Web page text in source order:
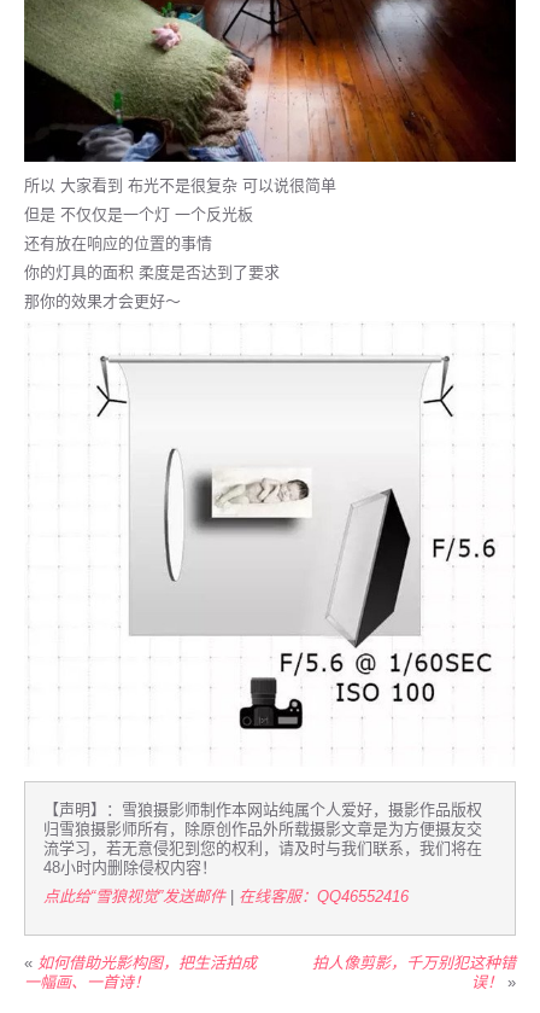
所以 大家看到 布光不是很复杂 可以说很简单
但是 不仅仅是一个灯 一个反光板
还有放在响应的位置的事情
你的灯具的面积 柔度是否达到了要求
那你的效果才会更好～
【声明】：雪狼摄影师制作本网站纯属个人爱好，摄影作品版权
归雪狼摄影师所有，除原创作品外所载摄影文章是为方便摄友交
流学习，若无意侵犯到您的权利，请及时与我们联系，我们将在
48小时内删除侵权内容！
点此给“雪狼视觉”发送邮件| 在线客服：QQ46552416
« 如何借助光影构图，把生活拍成
一幅画、一首诗！
拍人像剪影，千万别犯这种错
误！
»